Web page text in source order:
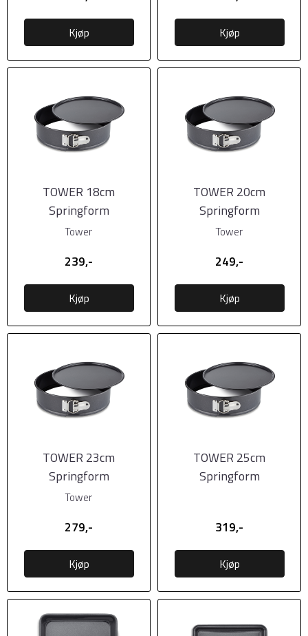
Kjøp Kjøp
TOWER 18cm
Springform
Tower
239,-
Kjøp
TOWER 20cm
Springform
Tower
249,-
Kjøp
TOWER 23cm
Springform
Tower
279,-
Kjøp
TOWER 25cm
Springform
319,-
Kjøp